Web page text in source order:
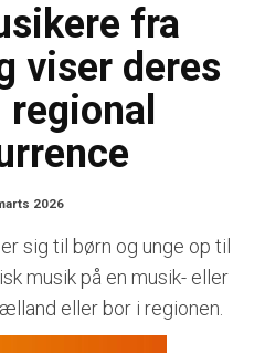
fra
viser deres
2026
sig til børn og unge op til
musik på en musik- eller
eller bor i regionen.